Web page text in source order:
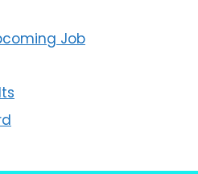
Job